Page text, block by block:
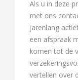
Als u in deze
met ons
jarenlang
een afspraak
komen tot de
vertellen over